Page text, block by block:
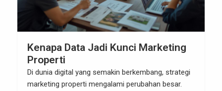
Kenapa Data Jadi Kunci Marketing
Properti
Di dunia digital yang semakin berkembang, strategi
marketing properti mengalami perubahan besar.